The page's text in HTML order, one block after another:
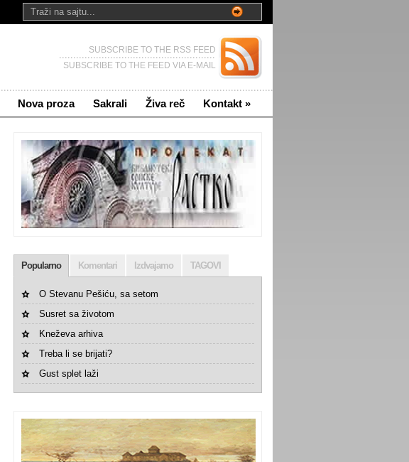
SUBSCRIBE TO THE RSS FEED
SUBSCRIBE TO THE FEED VIA E-MAIL
Nova proza Sakrali Živa reč Kontakt »
Popularno Komentari Izdvajamo TAGOVI
O Stevanu Pešiću, sa setom
Susret sa životom
Kneževa arhiva
Treba li se brijati?
Gust splet laži